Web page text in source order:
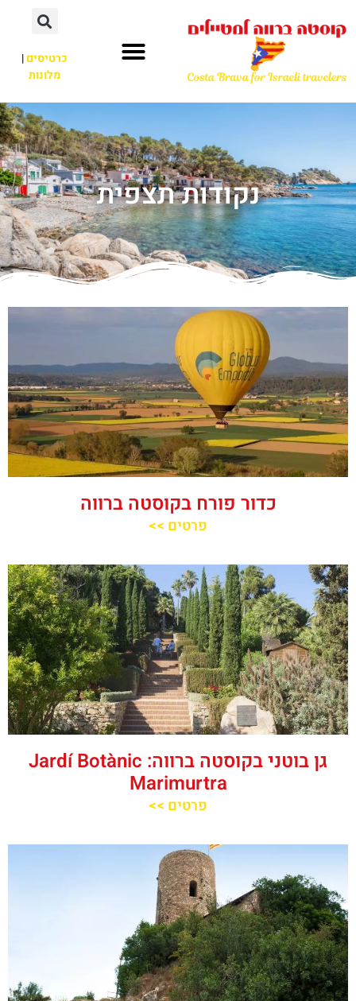
כרטיסים|
מלונות
נקודות תצפית
כדור פורח בקוסטה ברווה
פרטים >>
גן בוטני בקוסטה ברווה: ‪‪Jardí Botànic
Marimurtra‬‬
פרטים >>